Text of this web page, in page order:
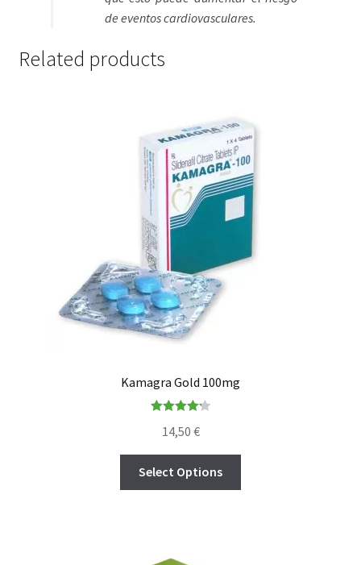
de eventos cardiovasculares.
Related products
Kamagra Gold 100mg
out of 5
14,50 €
Select Options